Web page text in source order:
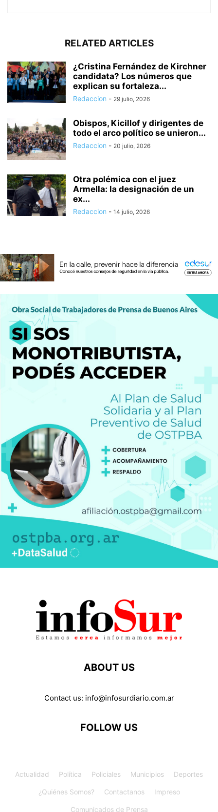
RELATED ARTICLES
¿Cristina Fernández de Kirchner
candidata? Los números que
explican su fortaleza...
Redaccion - 29 julio, 2026
Obispos, Kicillof y dirigentes de
todo el arco político se unieron...
Redaccion - 20 julio, 2026
Otra polémica con el juez
Armella: la designación de un
ex...
Redaccion - 14 julio, 2026
ABOUT US
Contact us: info@infosurdiario.com.ar
FOLLOW US
Actualidad Política Policiales Municipios Deportes
¿Quiénes Somos? Contactanos Impreso
Comunicados de Prensa